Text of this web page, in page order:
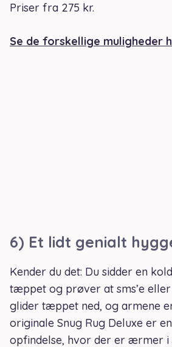
Priser fra 275 kr.
Se de forskellige muligheder
6) Et lidt genialt
Kender du det: Du sidder en
tæppet og prøver at sms’e
glider tæppet ned, og armene
originale Snug Rug Deluxe er
opfindelse, hvor der er ærmer